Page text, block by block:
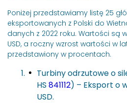
Poniżej przedstawiamy listę 25
eksportowanych z Polski do
danych z 2022 roku. Wartości są
USD, a roczny wzrost wartości w
przedstawiony w procentach.
Turbiny odrzutowe o
HS 841112) – Eksport o
USD.